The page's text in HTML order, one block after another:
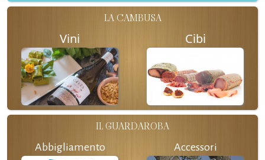
LA CAMBUSA
Vini Cibi
IL GUARDAROBA
Abbigliamento Accessori